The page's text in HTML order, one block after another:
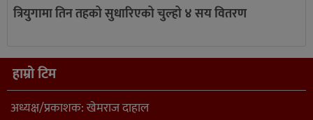
त्रियुगामा तिन तहको सुधारिएको चुल्हो ४ सय वितरण
हाम्रो टिम
अध्यक्ष/प्रकाशक: खेमराज दाहाल